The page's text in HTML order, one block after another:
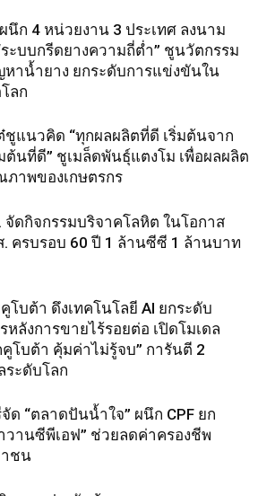
นึก 4 หน่วยงาน 3 ประเทศ ลงนาม
ระบบกรีดยางความถี่ต่ำ” ชูนวัตกรรม
าน้ำยาง ยกระดับการแข่งขันใน
ลก
ชูแนวคิด “ทุกผลผลิตที่ดี เริ่มต้นจาก
ต้นที่ดี” ชูเมล็ดพันธุ์แตงโม เพื่อผลผลิต
าพของเกษตรกร
จัดกิจกรรมบริจาคโลหิต ในโอกาส
. ครบรอบ 60 ปี 1 ล้านซีซี 1 ล้านบาท
โบต้า ดึงเทคโนโลยี AI ยกระดับ
หลังการขายไร้รอยต่อ เปิดโมเดล
คูโบต้า คุ้มค่าไม่รู้จบ” การันตี 2
ระดับโลก
ด “ตลาดปันน้ำใจ” ผนึก CPF ยก
วานซีพีเอฟ” ช่วยลดค่าครองชีพ
ชน